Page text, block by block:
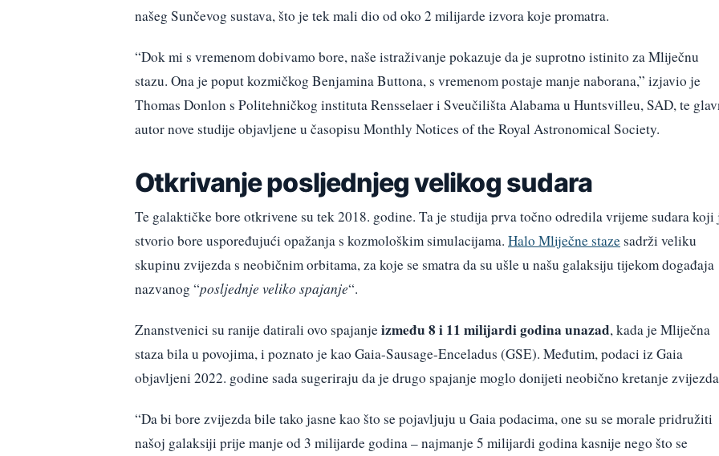
našeg Sunčevog sustava, što je tek mali dio od oko 2 milijarde izvora koje promatra.
“Dok mi s vremenom dobivamo bore, naše istraživanje pokazuje da je suprotno istinito za Mliječnu
stazu. Ona je poput kozmičkog Benjamina Buttona, s vremenom postaje manje naborana,” izjavio je
Thomas Donlon s Politehničkog instituta Rensselaer i Sveučilišta Alabama u Huntsvilleu, SAD, te
autor nove studije objavljene u časopisu Monthly Notices of the Royal Astronomical Society.
Otkrivanje posljednjeg velikog sudara
Te galaktičke bore otkrivene su tek 2018. godine. Ta je studija prva točno odredila vrijeme sudara koji
stvorio bore uspoređujući opažanja s kozmološkim simulacijama. Halo Mliječne stazesadrži veliku
skupinu zvijezda s neobičnim orbitama, za koje se smatra da su ušle u našu galaksiju tijekom događaja
nazvanog “posljednje veliko spajanje“.
Znanstvenici su ranije datirali ovo spajanjeizmeđu 8 i 11 milijardi godina unazad, kada je Mliječna
staza bila u povojima, i poznato je kao Gaia-Sausage-Enceladus (GSE). Međutim, podaci iz Gaia
objavljeni 2022. godine sada sugeriraju da je drugo spajanje moglo donijeti neobično kretanje
“Da bi bore zvijezda bile tako jasne kao što se pojavljuju u Gaia podacima, one su se morale pridružiti
našoj galaksiji prije manje od 3 milijarde godina – najmanje 5 milijardi godina kasnije nego što se